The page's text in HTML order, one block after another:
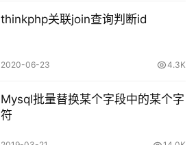
thinkphp关联join查询判断id
2020-06-23 4.3K
Mysql批量替换某个字段中的某个字
符